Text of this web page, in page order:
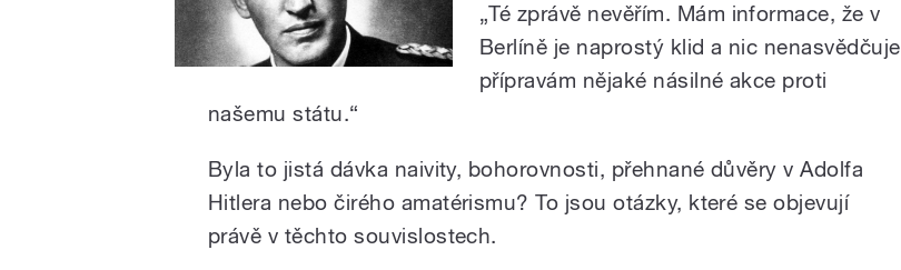
„Té zprávě nevěřím. Mám informace, že v
Berlíně je naprostý klid a nic nenasvědčuje
přípravám nějaké násilné akce proti
našemu státu.“
Byla to jistá dávka naivity, bohorovnosti, přehnané důvěry v Adolfa
Hitlera nebo čirého amatérismu? To jsou otázky, které se objevují
právě v těchto souvislostech.